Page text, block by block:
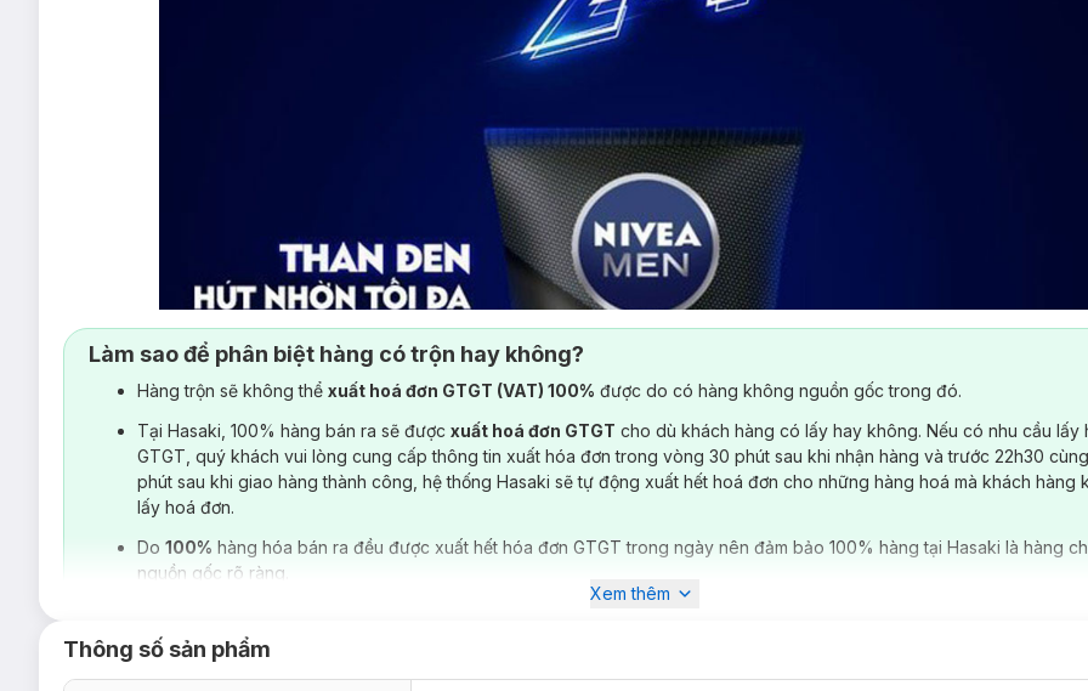
Làm sao để phân biệt hàng có trộn hay không?
Hàng trộn sẽ không thể xuất hoá đơn GTGT (VAT) 100% được do có hàng không nguồn gốc trong đó.
Tại Hasaki, 100% hàng bán ra sẽ được xuất hoá đơn GTGT cho dù khách hàng có lấy hay không. Nếu có nhu cầu lấy
GTGT, quý khách vui lòng cung cấp thông tin xuất hóa đơn trong vòng 30 phút sau khi nhận hàng và trước 22h30
phút sau khi giao hàng thành công, hệ thống Hasaki sẽ tự động xuất hết hoá đơn cho những hàng hoá mà khách hàng
lấy hoá đơn.
Do 100% hàng hóa bán ra đều được xuất hết hóa đơn GTGT trong ngày nên đảm bảo 100% hàng tại Hasaki là hàng
nguồn gốc rõ ràng.
Xem thêm
Thông số sản phẩm